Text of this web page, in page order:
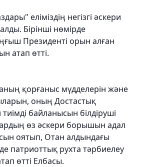
еліміздің негізгі әскери
Бірінші нөмірде
Президенті орын алған
атап өтті.
қорғаныс мүдделерін және
оның Достастық
байланысын білдіруші
өз әскери борышын адал
оятып, Отан алдындағы
патриоттық рухта тәрбиелеу
өтті Елбасы.